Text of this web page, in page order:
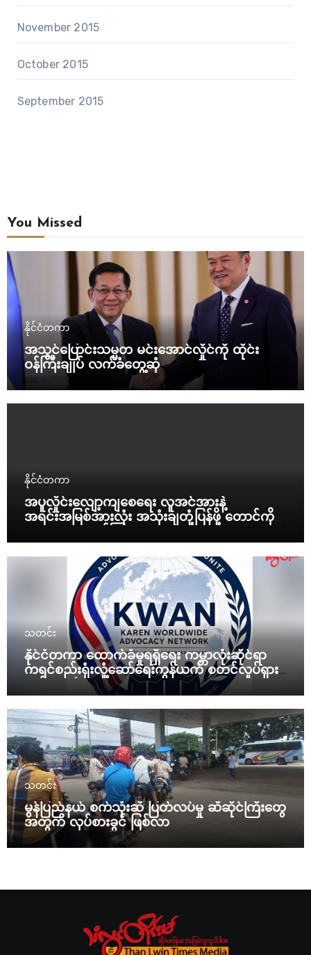
November 2015
October 2015
September 2015
You Missed
နိုင်ငံတကာ
အသွင်ပြောင်းသမ္မတ မင်းအောင်လှိုင်ကို ထိုင်း
ဝန်ကြီးချုပ် လက်ခံတွေ့ဆုံ
နိုင်ငံတကာ
အပူလှိုင်းလျော့ကျစေရေး လူအင်အားနဲ့
အရင်းအမြစ်အားလုံး အသုံးချတုံ့ပြန်ဖို့ တောင်ကိုရီး
သတင်း
နိုင်ငံတကာ ထောက်ခံမှုရရှိရေး ကမ္ဘာလုံးဆိုင်ရာ
ကရင်စည်းရုံးလှုံ့ဆော်ရေးကွန်ယက် စတင်လှုပ်ရှား
သတင်း
မွန်ပြည်နယ် စက်သုံးဆီ ပြတ်လပ်မှု ဆီဆိုင်ကြီးတွေ
အတွက် လုပ်စားခွင် ဖြစ်လာ